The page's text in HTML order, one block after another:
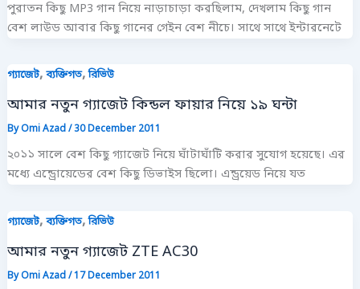
পুরাতন কিছু MP3 গান নিয়ে নাড়াচাড়া করছিলাম, দেখলাম কিছু গান
বেশ লাউড আবার কিছু গানের গেইন বেশ নীচে। সাথে সাথে ইন্টারনেটে
গ্যাজেট, ব্যক্তিগত,রিভিউ
আমার নতুন গ্যাজেট কিন্ডল ফায়ার নিয়ে ১৯ ঘন্টা
ByOmi Azad/30 December 2011
২০১১ সালে বেশ কিছু গ্যাজেট নিয়ে ঘাঁটাঘাঁটি করার সুযোগ হয়েছে। এর
মধ্যে এন্ড্রোয়েডের বেশ কিছু ডিভাইস ছিলো। এন্ড্রয়েড নিয়ে যত
গ্যাজেট, ব্যক্তিগত,রিভিউ
আমার নতুন গ্যাজেট ZTE AC30
ByOmi Azad/17 December 2011